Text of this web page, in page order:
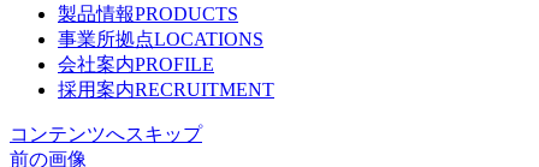
製品情報PRODUCTS
事業所拠点LOCATIONS
会社案内PROFILE
採用案内RECRUITMENT
コンテンツへスキップ
前の画像